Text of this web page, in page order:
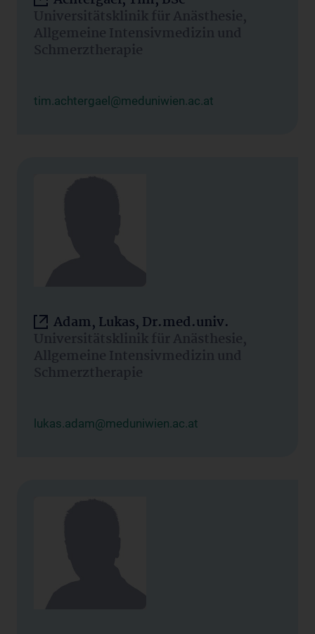
Universitätsklinik für Anästhesie,
Allgemeine Intensivmedizin und
Schmerztherapie
tim.achtergael@meduniwien.ac.at
Adam, Lukas, Dr.med.univ.
Universitätsklinik für Anästhesie,
Allgemeine Intensivmedizin und
Schmerztherapie
lukas.adam@meduniwien.ac.at